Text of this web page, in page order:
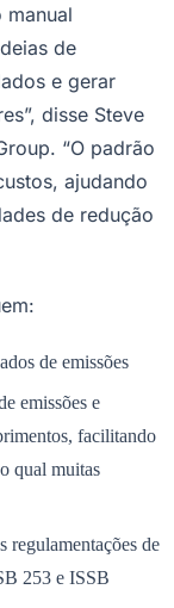
e padrões
hoje o
, Edição 1.0, que
geração de
3.
de
organizações
de valor e
a gestão de
de